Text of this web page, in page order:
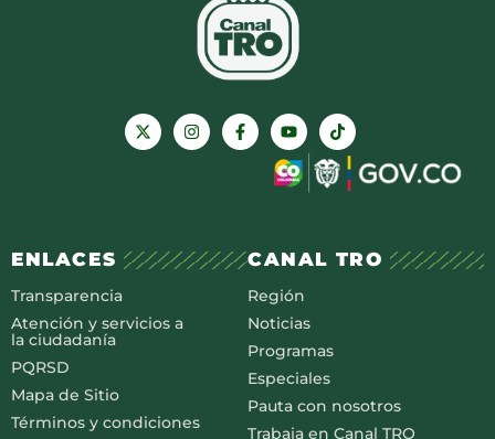
ENLACES
Transparencia
Atención y servicios a
la ciudadanía
PQRSD
Mapa de Sitio
Términos y condiciones
CANAL TRO
Región
Noticias
Programas
Especiales
Pauta con nosotros
Trabaja en Canal TRO